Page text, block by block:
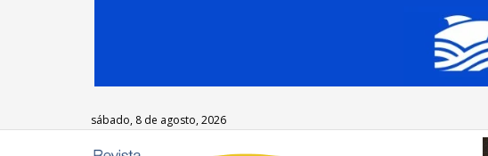
sábado, 8 de agosto, 2026